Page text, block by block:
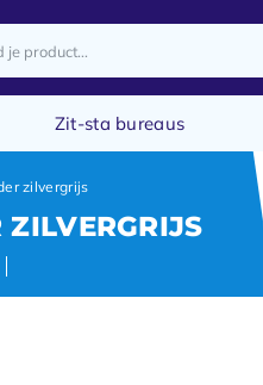
Zit-sta bureaus
zilvergrijs